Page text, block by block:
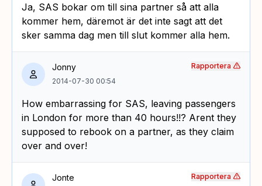
Ja, SAS bokar om till sina partner så att alla
kommer hem, däremot är det inte sagt att det
sker samma dag men till slut kommer alla hem.
Jonny
2014-07-30 00:54
How embarrassing for SAS, leaving passengers
in London for more than 40 hours!!? Arent they
supposed to rebook on a partner, as they claim
over and over!
Rapportera
Jonte Rapportera